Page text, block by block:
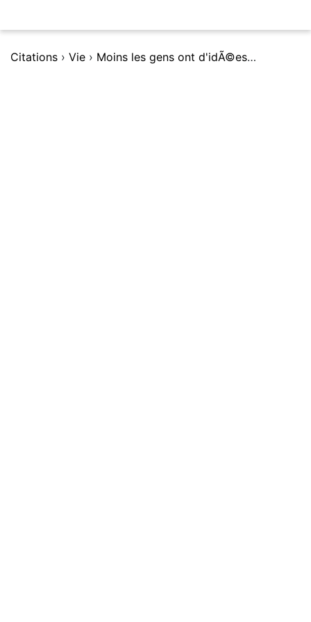
Citations › Vie › Moins les gens ont d'idÃ©es Ã exprimer, plus ils parlent fort.